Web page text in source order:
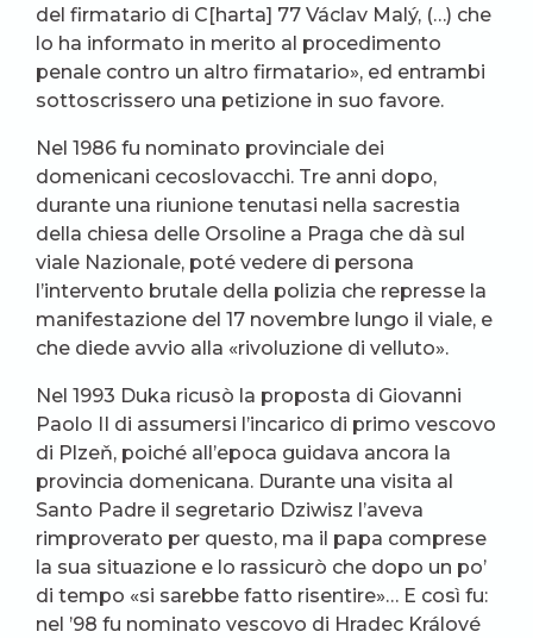
del firmatario di C[harta] 77 Václav Malý, (…) che
lo ha informato in merito al procedimento
penale contro un altro firmatario», ed entrambi
sottoscrissero una petizione in suo favore.
Nel 1986 fu nominato provinciale dei
domenicani cecoslovacchi. Tre anni dopo,
durante una riunione tenutasi nella sacrestia
della chiesa delle Orsoline a Praga che dà sul
viale Nazionale, poté vedere di persona
l’intervento brutale della polizia che represse la
manifestazione del 17 novembre lungo il viale, e
che diede avvio alla «rivoluzione di velluto».
Nel 1993 Duka ricusò la proposta di Giovanni
Paolo II di assumersi l’incarico di primo vescovo
di Plzeň, poiché all’epoca guidava ancora la
provincia domenicana. Durante una visita al
Santo Padre il segretario Dziwisz l’aveva
rimproverato per questo, ma il papa comprese
la sua situazione e lo rassicurò che dopo un po’
di tempo «si sarebbe fatto risentire»… E così fu:
nel ’98 fu nominato vescovo di Hradec Králové